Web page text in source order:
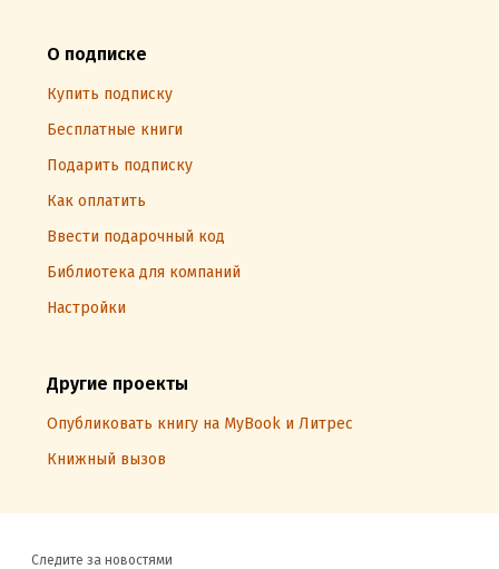
О подписке
Купить подписку
Бесплатные книги
Подарить подписку
Как оплатить
Ввести подарочный код
Библиотека для компаний
Настройки
Другие проекты
Опубликовать книгу на MyBook и Литрес
Книжный вызов
Следите за новостями